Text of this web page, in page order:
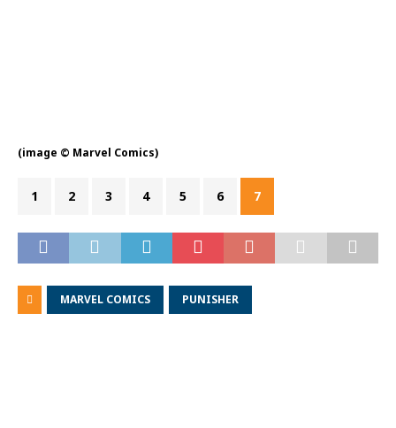
(image © Marvel Comics)
1 2 3 4 5 6 7
MARVEL COMICS PUNISHER